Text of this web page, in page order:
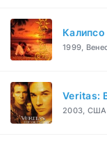
Калипсо
1999,
Veritas:
2003,